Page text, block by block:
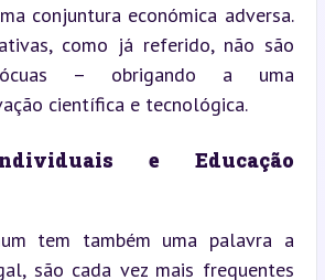
conjuntura económica adversa.
como já referido, não são
– obrigando a uma
científica e tecnológica.
e Educação
tem também uma palavra a
são cada vez mais frequentes